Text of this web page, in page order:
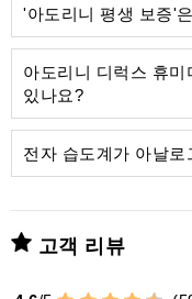
보기 싫은
가
'아도리니 평생 보증'
아도리니 디럭스 휴
있나요?
아크릴 폴
전자 습도계가 아날
고객 리뷰